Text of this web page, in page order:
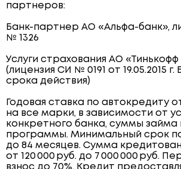
партнеров:
Банк-партнер АО «Альфа-банк»,
№ 1326
Услуги страхования АО
(лицензия СИ № 0191 от 19.05.2015
срока действия)
Годовая ставка по автокредиту
на все марки, в зависимости от
конкретного банка, суммы займа
программы. Минимальный срок
до 84 месяцев. Сумма
от 120 000 руб. до 7 000 000 руб.
взнос до 70%. Кредит